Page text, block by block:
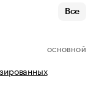
Все
ОСНОВНОЙ